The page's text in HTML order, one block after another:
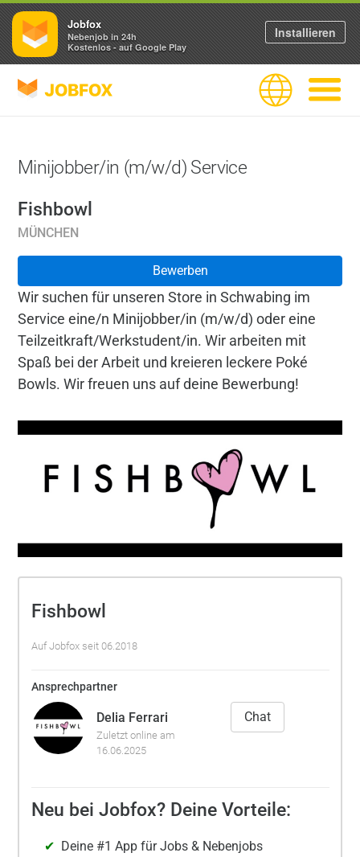
JOBFOX Sprache
Minijobber/in (m/w/d) Service
Fishbowl
MÜNCHEN
Bewerben
Wir suchen für unseren Store in Schwabing im
Service eine/n Minijobber/in (m/w/d) oder eine
Teilzeitkraft/Werkstudent/in. Wir arbeiten mit
Spaß bei der Arbeit und kreieren leckere Poké
Bowls. Wir freuen uns auf deine Bewerbung!
Fishbowl
Auf Jobfox seit 06.2018
Ansprechpartner
Delia Ferrari
Zuletzt online am
16.06.2025
Chat
Neu bei Jobfox? Deine Vorteile:
Deine #1 App für Jobs & Nebenjobs
Jobfox
Nebenjob in 24h
Kostenlos - auf Google Play
Installieren